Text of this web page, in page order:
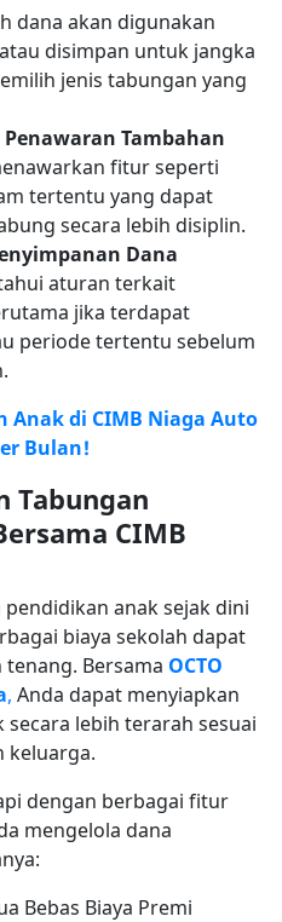
dana akan digunakan
disimpan untuk jangka
jenis tabungan yang
Tambahan
fitur seperti
tertentu yang dapat
secara lebih disiplin.
Dana
aturan terkait
jika terdapat
periode tertentu sebelum
Anak di CIMB Niaga Auto
Bulan!
Tabungan
CIMB
anak sejak dini
biaya sekolah dapat
Bersama OCTO
, Anda dapat menyiapkan
lebih terarah sesuai
keluarga.
dengan berbagai fitur
mengelola dana
Bebas Biaya Premi